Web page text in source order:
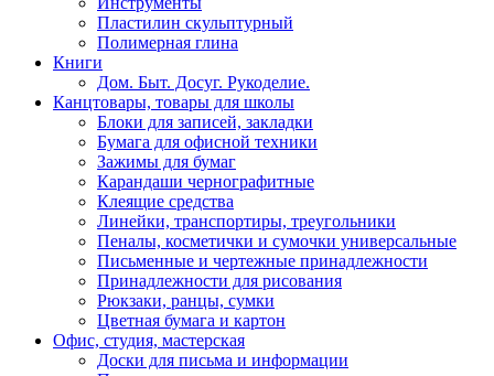
Пластилин скульптурный
Полимерная глина
Книги
Дом. Быт. Досуг. Рукоделие.
Канцтовары, товары для школы
Блоки для записей, закладки
Бумага для офисной техники
Зажимы для бумаг
Карандаши чернографитные
Клеящие средства
Линейки, транспортиры, треугольники
Пеналы, косметички и сумочки универсальные
Письменные и чертежные принадлежности
Принадлежности для рисования
Рюкзаки, ранцы, сумки
Цветная бумага и картон
Офис, студия, мастерская
Доски для письма и информации